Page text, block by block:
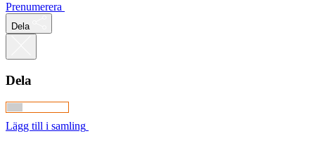
Prenumerera
Dela
Dela
Lägg till i samling